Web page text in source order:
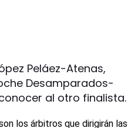
Peláez-Atenas,
Desamparados-
al otro finalista.